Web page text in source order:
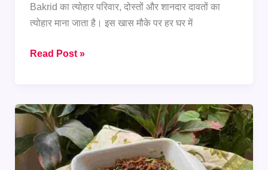
Bakrid का त्योहार परिवार, दोस्तों और शानदार दावतों का
त्योहार माना जाता है। इस खास मौके पर हर घर में
Bakrid
Non-
Veg
Recipes
Read Post »